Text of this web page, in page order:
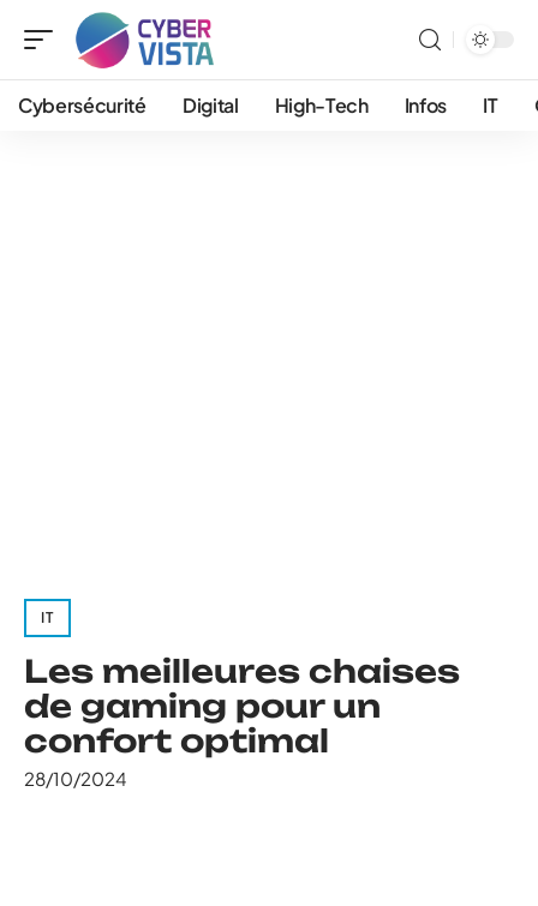
Cybersécurité Digital High-Tech Infos IT
IT
Les meilleures chaises
de gaming pour un
confort optimal
28/10/2024